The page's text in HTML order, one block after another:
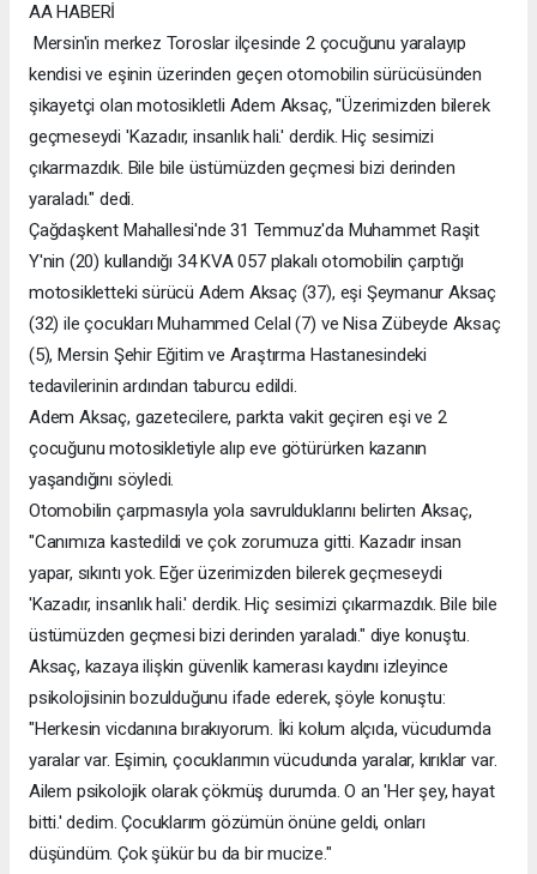
AA HABERİ
Mersin'in merkez Toroslar ilçesinde 2 çocuğunu yaralayıp
kendisi ve eşinin üzerinden geçen otomobilin sürücüsünden
şikayetçi olan motosikletli Adem Aksaç, "Üzerimizden bilerek
geçmeseydi 'Kazadır, insanlık hali.' derdik. Hiç sesimizi
çıkarmazdık. Bile bile üstümüzden geçmesi bizi derinden
yaraladı." dedi.
Çağdaşkent Mahallesi'nde 31 Temmuz'da Muhammet Raşit
Y'nin (20) kullandığı 34 KVA 057 plakalı otomobilin çarptığı
motosikletteki sürücü Adem Aksaç (37), eşi Şeymanur Aksaç
(32) ile çocukları Muhammed Celal (7) ve Nisa Zübeyde Aksaç
(5), Mersin Şehir Eğitim ve Araştırma Hastanesindeki
tedavilerinin ardından taburcu edildi.
Adem Aksaç, gazetecilere, parkta vakit geçiren eşi ve 2
çocuğunu motosikletiyle alıp eve götürürken kazanın
yaşandığını söyledi.
Otomobilin çarpmasıyla yola savrulduklarını belirten Aksaç,
"Canımıza kastedildi ve çok zorumuza gitti. Kazadır insan
yapar, sıkıntı yok. Eğer üzerimizden bilerek geçmeseydi
'Kazadır, insanlık hali.' derdik. Hiç sesimizi çıkarmazdık. Bile bile
üstümüzden geçmesi bizi derinden yaraladı." diye konuştu.
Aksaç, kazaya ilişkin güvenlik kamerası kaydını izleyince
psikolojisinin bozulduğunu ifade ederek, şöyle konuştu:
"Herkesin vicdanına bırakıyorum. İki kolum alçıda, vücudumda
yaralar var. Eşimin, çocuklarımın vücudunda yaralar, kırıklar var.
Ailem psikolojik olarak çökmüş durumda. O an 'Her şey, hayat
bitti.' dedim. Çocuklarım gözümün önüne geldi, onları
düşündüm. Çok şükür bu da bir mucize."